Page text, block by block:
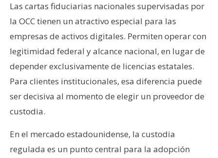
Las cartas fiduciarias nacionales supervisadas por
la OCC tienen un atractivo especial para las
empresas de activos digitales. Permiten operar con
legitimidad federal y alcance nacional, en lugar de
depender exclusivamente de licencias estatales.
Para clientes institucionales, esa diferencia puede
ser decisiva al momento de elegir un proveedor de
custodia.
En el mercado estadounidense, la custodia
regulada es un punto central para la adopción